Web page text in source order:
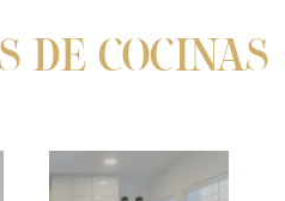
DE COCINAS